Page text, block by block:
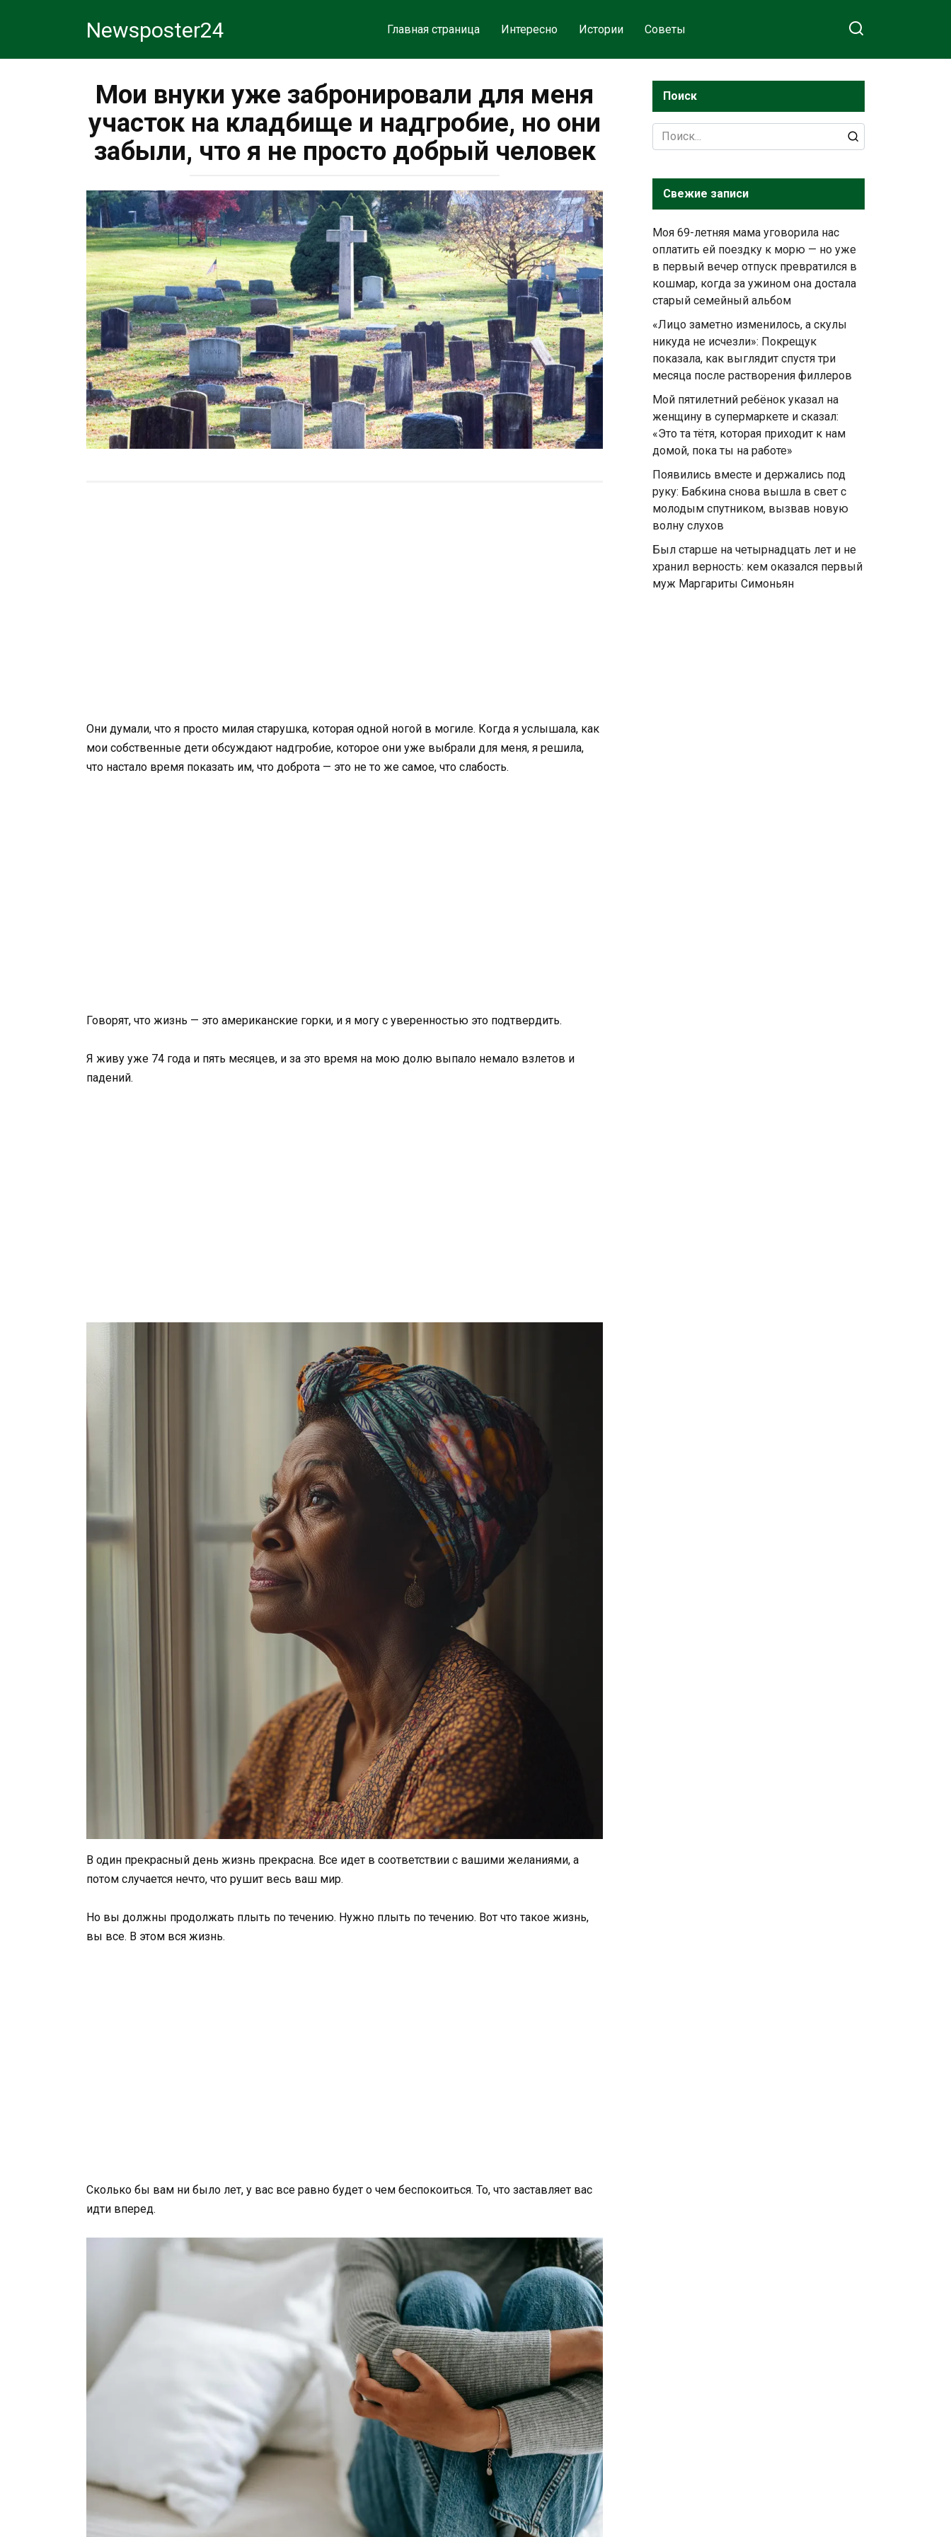
Newsposter24 Главная страница Интересно Истории Советы
Мои внуки уже забронировали для меня
участок на кладбище и надгробие, но они
забыли, что я не просто добрый человек
Они думали, что я просто милая старушка, которая одной ногой в могиле. Когда я услышала, как
мои собственные дети обсуждают надгробие, которое они уже выбрали для меня, я решила,
что настало время показать им, что доброта — это не то же самое, что слабость.
Говорят, что жизнь — это американские горки, и я могу с уверенностью это подтвердить.
Я живу уже 74 года и пять месяцев, и за это время на мою долю выпало немало взлетов и
падений.
В один прекрасный день жизнь прекрасна. Все идет в соответствии с вашими желаниями, а
потом случается нечто, что рушит весь ваш мир.
Но вы должны продолжать плыть по течению. Нужно плыть по течению. Вот что такое жизнь,
вы все. В этом вся жизнь.
Сколько бы вам ни было лет, у вас все равно будет о чем беспокоиться. То, что заставляет вас
идти вперед.
Поиск
Search
for:
Свежие записи
Моя 69-летняя мама уговорила нас
оплатить ей поездку к морю — но уже
в первый вечер отпуск превратился в
кошмар, когда за ужином она достала
старый семейный альбом
«Лицо заметно изменилось, а скулы
никуда не исчезли»: Покрещук
показала, как выглядит спустя три
месяца после растворения филлеров
Мой пятилетний ребёнок указал на
женщину в супермаркете и сказал:
«Это та тётя, которая приходит к нам
домой, пока ты на работе»
Появились вместе и держались под
руку: Бабкина снова вышла в свет с
молодым спутником, вызвав новую
волну слухов
Был старше на четырнадцать лет и не
хранил верность: кем оказался первый
муж Маргариты Симоньян